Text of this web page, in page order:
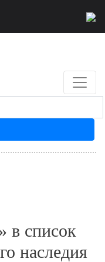
в список
наследия